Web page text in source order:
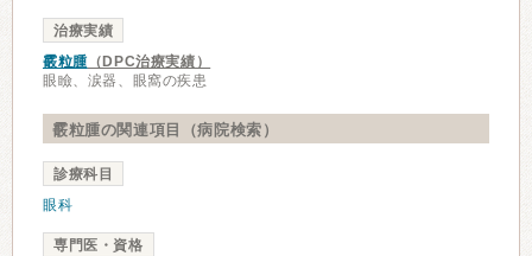
治療実績
霰粒腫（DPC治療実績）
眼瞼、涙器、眼窩の疾患
霰粒腫の関連項目（病院検索）
診療科目
眼科
専門医・資格